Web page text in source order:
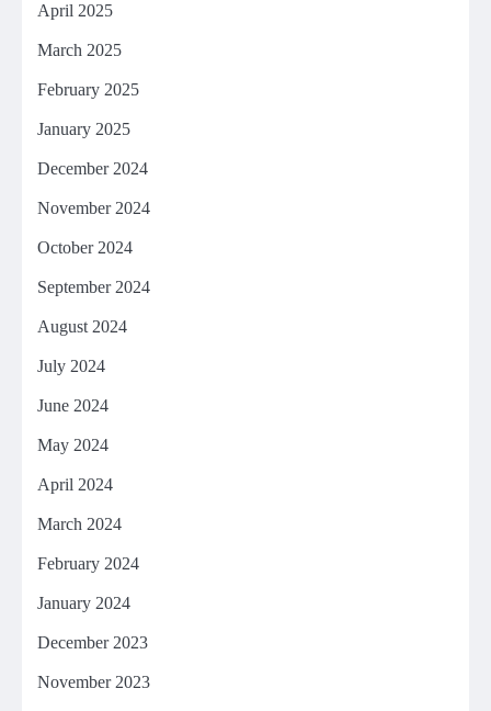
April 2025
March 2025
February 2025
January 2025
December 2024
November 2024
October 2024
September 2024
August 2024
July 2024
June 2024
May 2024
April 2024
March 2024
February 2024
January 2024
December 2023
November 2023